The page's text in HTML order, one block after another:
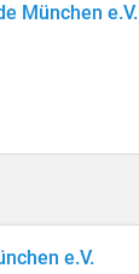
München e.V.
e.V.